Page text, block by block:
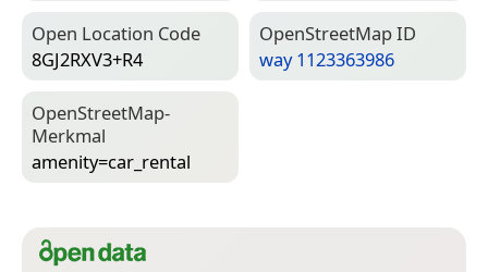
Open Location Code
8GJ2RXV3+R4
Open­Street­Map ID
way 1123363986
Open­Street­Map-
Merkmal
amenity=­car_rental